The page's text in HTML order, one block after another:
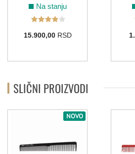
Na stanju
15.900,00RSD
SLIČNI PROIZVODI
NOVO